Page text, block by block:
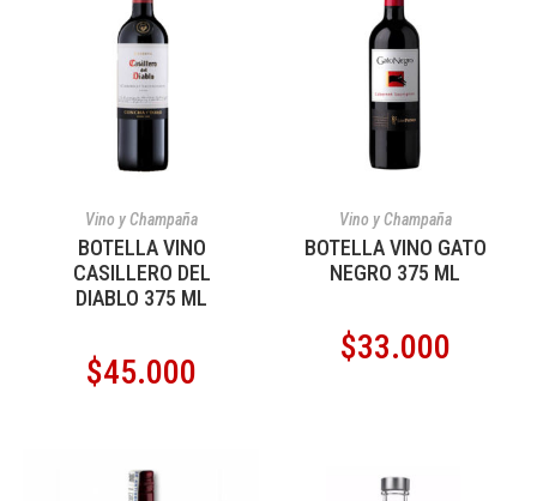
Vino y Champaña
BOTELLA VINO
CASILLERO DEL
DIABLO 375 ML
$45.000
Vino y Champaña
BOTELLA VINO GATO
NEGRO 375 ML
$33.000